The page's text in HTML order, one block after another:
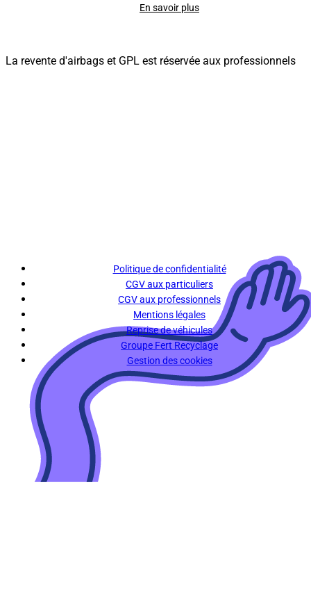
En savoir plus
La revente d'airbags et GPL est réservée aux professionnels
Politique de confidentialité
CGV aux particuliers
CGV aux professionnels
Mentions légales
Reprise de véhicules
Groupe Fert Recyclage
Gestion des cookies